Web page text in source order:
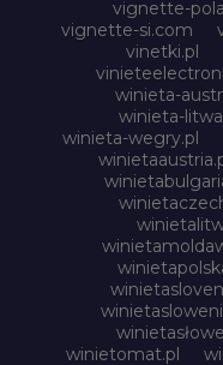
vignette-
vignette-si.com
vinetki.pl
winieta-
winieta-
winieta-wegry.pl
winietomat.pl